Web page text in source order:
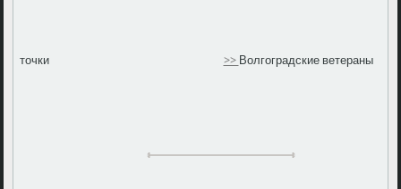
точки >>Волгоградские ветераны